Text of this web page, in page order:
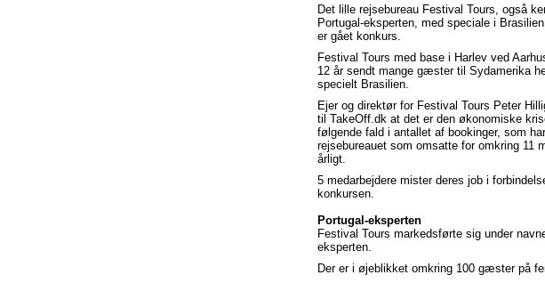
Det lille rejsebureau Festival Tours, også
Portugal-eksperten, med speciale i
er gået konkurs.
Festival Tours med base i Harlev ved
12 år sendt mange gæster til Sydamerika
specielt Brasilien.
Ejer og direktør for Festival Tours Peter
til TakeOff.dk at det er den økonomiske
følgende fald i antallet af bookinger, som
rejsebureauet som omsatte for omkring 11
årligt.
5 medarbejdere mister deres job i
konkursen.
Portugal-eksperten
Festival Tours markedsførte sig under
eksperten.
Der er i øjeblikket omkring 100 gæster på